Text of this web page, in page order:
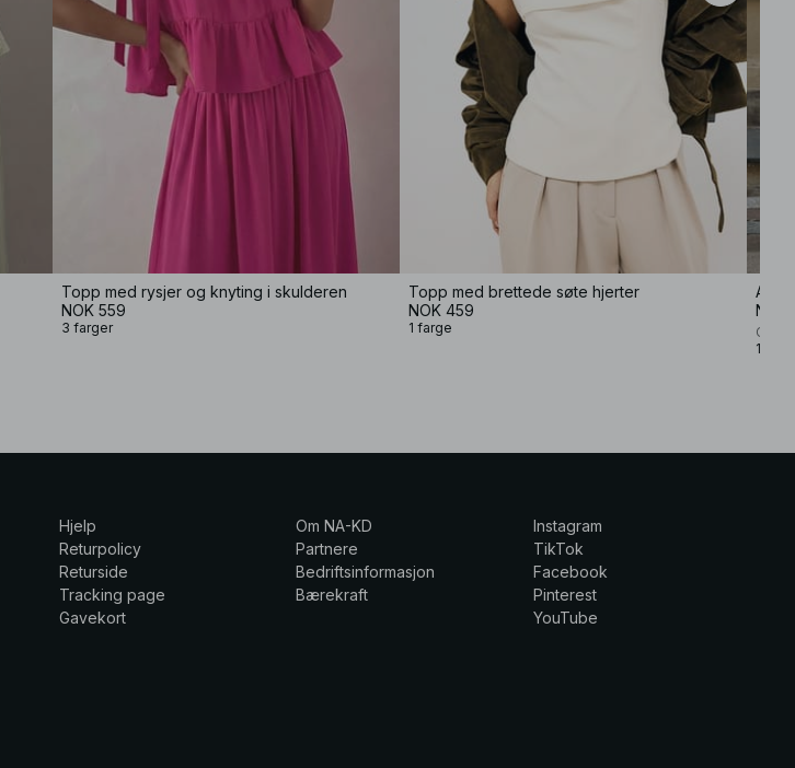
Topp med rysjer og knyting i skulderen
NOK 559
3 farger
Topp med brettede søte hjerter
NOK 459
1 farge
NOK
1
Hjelp
Returpolicy
Returside
Tracking page
Gavekort
Om NA-KD
Partnere
Bedriftsinformasjon
Bærekraft
Instagram
TikTok
Facebook
Pinterest
YouTube